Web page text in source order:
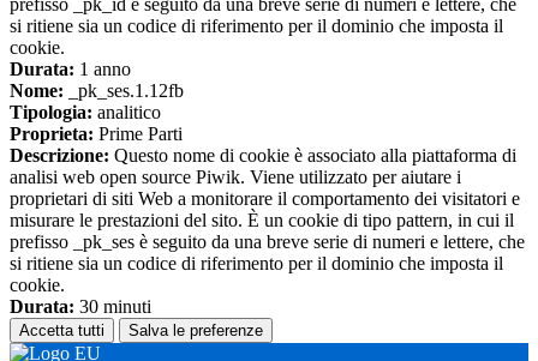
prefisso _pk_id è seguito da una breve serie di numeri e lettere, che
si ritiene sia un codice di riferimento per il dominio che imposta il
cookie.
Durata: 1 anno
Nome: _pk_ses.1.12fb
Tipologia: analitico
Proprieta: Prime Parti
Descrizione: Questo nome di cookie è associato alla piattaforma di
analisi web open source Piwik. Viene utilizzato per aiutare i
proprietari di siti Web a monitorare il comportamento dei visitatori e
misurare le prestazioni del sito. È un cookie di tipo pattern, in cui il
prefisso _pk_ses è seguito da una breve serie di numeri e lettere, che
si ritiene sia un codice di riferimento per il dominio che imposta il
cookie.
Durata: 30 minuti
Accetta tutti Salva le preferenze